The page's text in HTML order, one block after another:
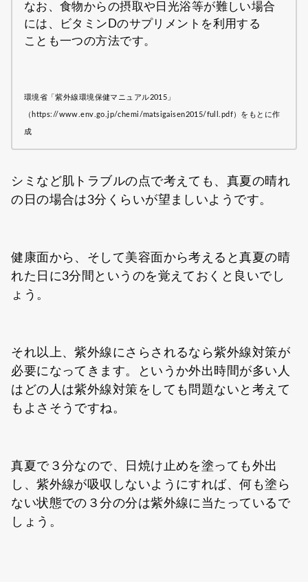
なお、食物からの摂取や日光浴等が難しい場合
には、ビタミンDのサプリメントを利用する
ことも一つの方法です。
環境省「紫外線環境保健マニュアル2015」
（https://www.env.go.jp/chemi/matsigaisen2015/full.pdf）をもとに作
成
シミなど肌トラブルの点で考えても、真夏の晴れ
の日の場合は3分くらいが望ましいようです。
健康面から、そして美容面から考えると真夏の晴
れた日に3分間というのを覚えておくと良いでし
ょう。
それ以上、紫外線にさらされるなら紫外線対策が
必要になってきます。というか外出時間が多い人
はどの人は紫外線対策をしても問題ないと考えて
もよさそうですね。
真夏で３分なので、日焼け止めを塗っても外出
し、紫外線が吸収しないようにすれば、何も塗ら
ない状態での３分の分は紫外線に当たっているで
しょう。